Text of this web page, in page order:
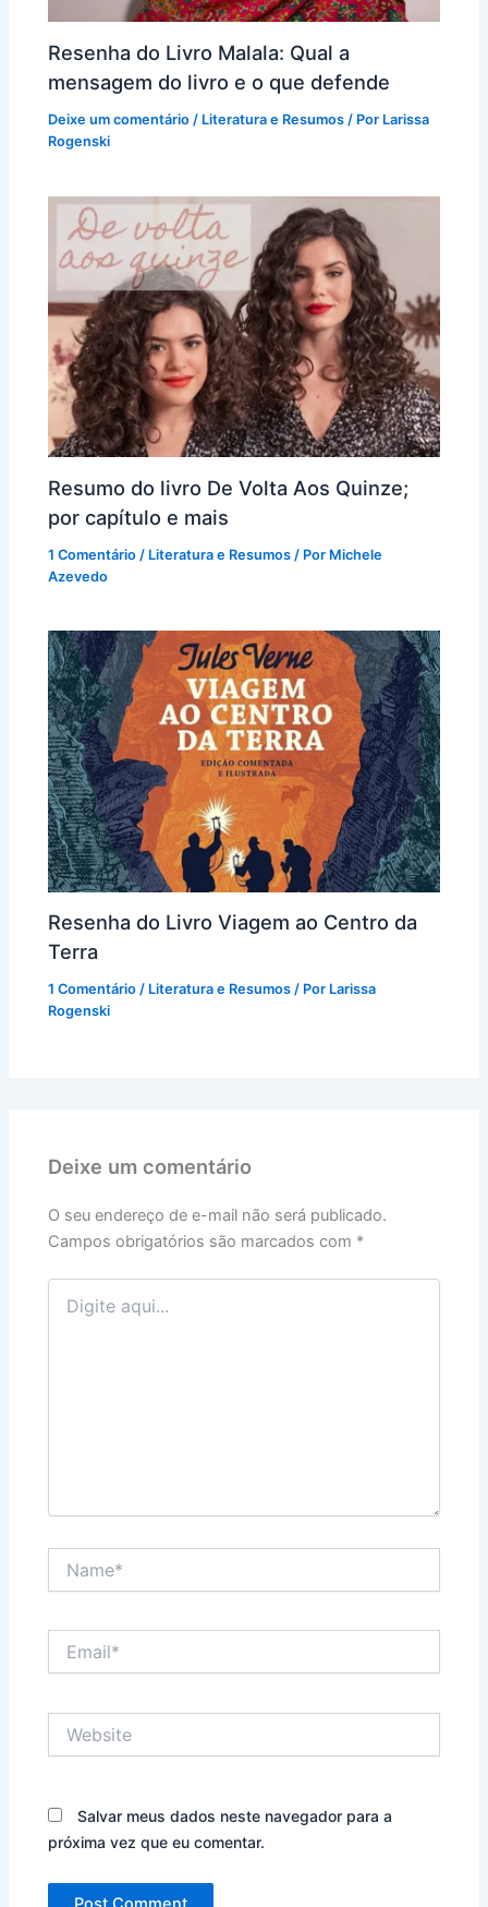
Resenha do Livro Malala: Qual a
mensagem do livro e o que defende
Deixe um comentário / Literatura e Resumos / Por Larissa
Rogenski
Resumo do livro De Volta Aos Quinze;
por capítulo e mais
1 Comentário / Literatura e Resumos / Por Michele
Azevedo
Resenha do Livro Viagem ao Centro da
Terra
1 Comentário / Literatura e Resumos / Por Larissa
Rogenski
Deixe um comentário
O seu endereço de e-mail não será publicado.
Campos obrigatórios são marcados com *
Digite
aqui...
Salvar meus dados neste navegador para a
próxima vez que eu comentar.